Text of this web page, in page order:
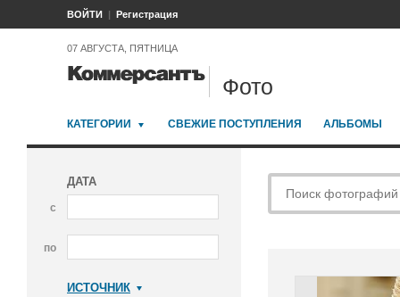
ВОЙТИ Регистрация
07 АВГУСТА, ПЯТНИЦА
Фото
КАТЕГОРИИ СВЕЖИЕ ПОСТУПЛЕНИЯ АЛЬБОМЫ
ДАТА
с
по
ИСТОЧНИК